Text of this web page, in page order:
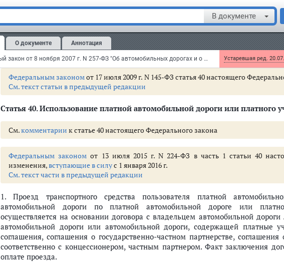
В документе
О документе Аннотация
Федеральный закон от 8 ноября 2007 г. N 257-ФЗ "Об автомобильных дорогах и о дорожной деятельности в Российской Федерации и о внесении изменений в отдельные законодательные акты Российской Федерации" Устаревшая ред.
собственности и используемые для размещения платной
содержащей платные участки, либо предоставленные на основании
реконструкции и использования платной автомобильной дороги или
участки, определяется в договоре аренды и не может превышать один
земельных участков. Особенности определения размера арендной
концессионеру в субаренду, могут устанавливатьсяфедеральным законом.
Федеральным закономот 17 июля 2009 г. N 145-ФЗ статья 40 настоящего
См. текст статьи в предыдущей редакции
Статья 40.Использование платной автомобильной дороги или платного
См.комментарии к статье 40 настоящего Федерального закона
Федеральным законом от 13 июля 2015 г. N 224-ФЗ в часть 1 статьи 40
изменения,вступающие в силус 1 января 2016 г.
См. текст части в предыдущей редакции
1. Проезд транспортного средства пользователя платной
автомобильной дороги по платной автомобильной дороге или
осуществляется на основании договора с владельцем автомобильной
автомобильной дороги или автомобильной дороги, содержащей платные
соглашения, соглашения о государственно-частном партнерстве,
соответственно с концессионером, частным партнером. Факт заключения
оплате проезда.